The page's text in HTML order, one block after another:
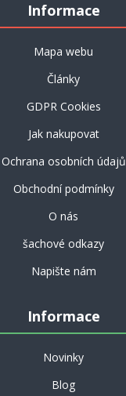
Informace
Mapa webu
Články
GDPR Cookies
Jak nakupovat
Ochrana osobních údajů
Obchodní podmínky
O nás
šachové odkazy
Napište nám
Informace
Novinky
Blog